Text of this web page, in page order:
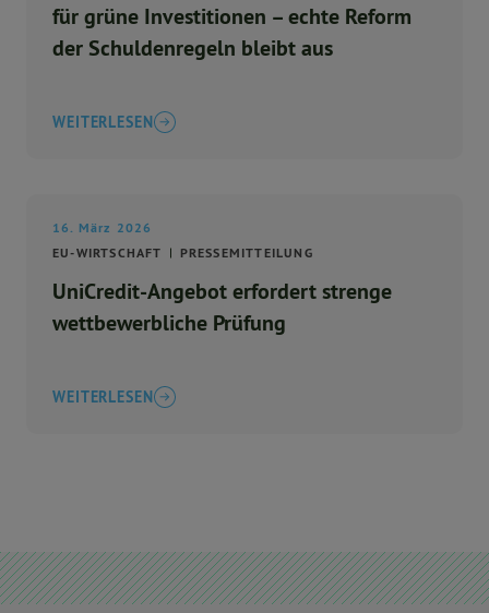
für grüne Investitionen – echte Reform
der Schuldenregeln bleibt aus
WEITERLESEN
16. März 2026
EU-WIRTSCHAFT
PRESSEMITTEILUNG
UniCredit-Angebot erfordert strenge
wettbewerbliche Prüfung
WEITERLESEN